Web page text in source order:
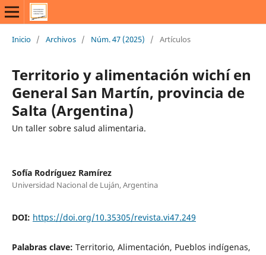
Inicio / Archivos / Núm. 47 (2025) / Artículos
Territorio y alimentación wichí en
General San Martín, provincia de
Salta (Argentina)
Un taller sobre salud alimentaria.
Sofía Rodríguez Ramírez
Universidad Nacional de Luján, Argentina
DOI: https://doi.org/10.35305/revista.vi47.249
Palabras clave: Territorio, Alimentación, Pueblos indígenas,